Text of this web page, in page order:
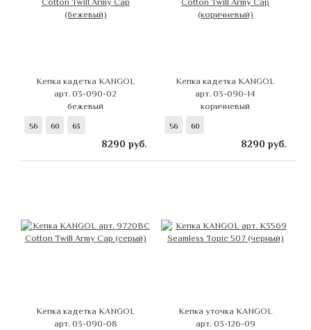
Кепка кадетка KANGOL
арт. 03-090-02
бежевый
56 60 63
8290 руб.
Кепка кадетка KANGOL
арт. 03-090-14
коричневый
56 60
8290 руб.
Кепка кадетка KANGOL
арт. 03-090-08
Кепка уточка KANGOL
арт. 03-126-09